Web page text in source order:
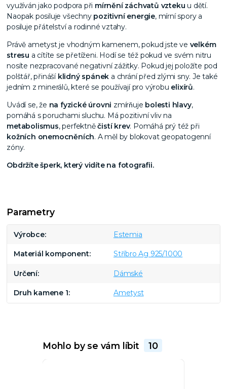
využíván jako podpora při mírnění záchvatů vzteku u dětí.
Naopak posiluje všechny pozitivní energie, mírní spory a
posiluje přátelství a rodinné vztahy.
Právě ametyst je vhodným kamenem, pokud jste ve velkém
stresu a cítíte se přetíženi. Hodí se též pokud ve svém nitru
nosíte nezpracované negativní zážitky. Pokud jej položíte pod
polštář, přináší klidný spánek a chrání před zlými sny. Je také
jedním z minerálů, které se používají pro výrobu elixírů.
Uvádí se, že na fyzické úrovni zmírňuje bolesti hlavy,
pomáhá s poruchami sluchu. Má pozitivní vliv na
metabolismus, perfektněčistí krev. Pomáhá prý též při
kožních onemocněních. A měl by blokovat geopatogenní
zóny.
Obdržíte šperk, který vidíte na fotografii.
Parametry
Výrobce Estemia
Materiál komponent Stříbro Ag 925/1000
Určení Dámské
Druh kamene 1 Ametyst
Mohlo by se vám líbit 10